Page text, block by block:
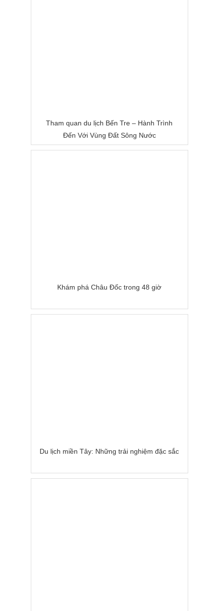
Tham quan du lịch Bến Tre – Hành Trình
Đến Với Vùng Đất Sông Nước
Khám phá Châu Đốc trong 48 giờ
Du lịch miền Tây: Những trải nghiệm đặc sắc